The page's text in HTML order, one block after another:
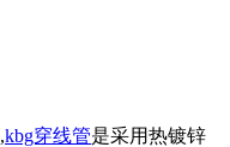
,kbg穿线管是采用热镀锌